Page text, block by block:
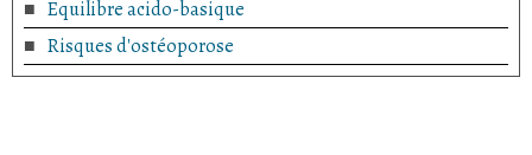
Equilibre acido-basique
Risques d'ostéoporose